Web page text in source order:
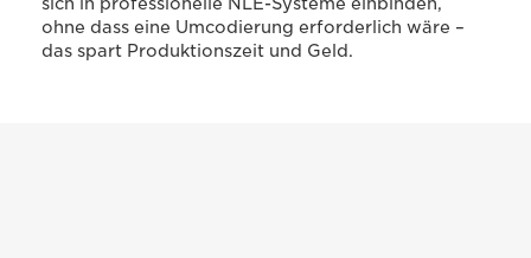
ohne dass eine Umcodierung erforderlich wäre –
das spart Produktionszeit und Geld.